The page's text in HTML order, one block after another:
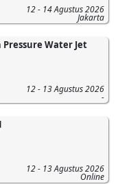
12 - 14 Agustus 2026
Jakarta
Water Jet
12 - 13 Agustus 2026
-
12 - 13 Agustus 2026
Online